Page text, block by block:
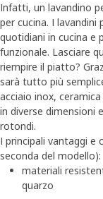
Infatti, un lavandino
per cucina. I lavandini
quotidiani in cucina e
funzionale. Lasciare
riempire il piatto?
sarà tutto più
acciaio inox,
in diverse dimensioni
rotondi.
I principali vantaggi e
seconda del modello):
materiali
quarzo